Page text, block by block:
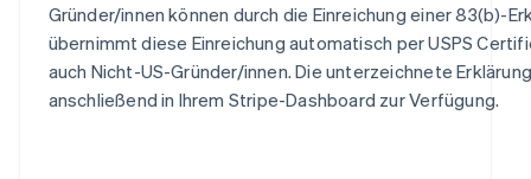
Gründer/innen können durch die Einreichung einer 83(b)-
übernimmt diese Einreichung automatisch per USPS
auch Nicht-US-Gründer/innen. Die unterzeichnete
anschließend in Ihrem Stripe-Dashboard zur Verfügung.